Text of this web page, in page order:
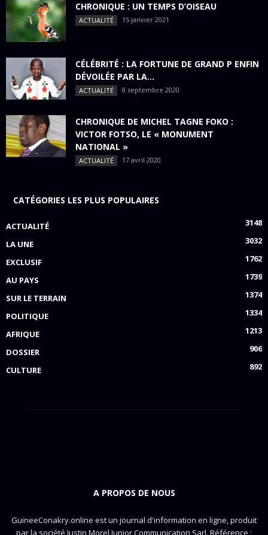
CHRONIQUE : UN TEMPS D’OISEAU
ACTUALITÉ 15 janvier 2021
CÉLÉBRITÉ : LA FORTUNE DE GRAND P ENFIN
DÉVOILÉE PAR LA...
ACTUALITÉ 8 septembre 2020
CHRONIQUE DE MICHEL TAGNE FOKO :
VICTOR FOTSO, LE « MONUMENT
NATIONAL »
ACTUALITÉ 17 avril 2020
CATÉGORIES LES PLUS POPULAIRES
ACTUALITÉ
3148
LA UNE
3032
EXCLUSIF
1762
AU PAYS
1739
SUR LE TERRAIN
1374
POLITIQUE
1334
AFRIQUE
1213
DOSSIER
906
CULTURE
892
A PROPOS DE NOUS
GuineeConakry.online est un journal d'information en ligne, produit
par la société Justin Morel Junior Communication Sarl. Référence :